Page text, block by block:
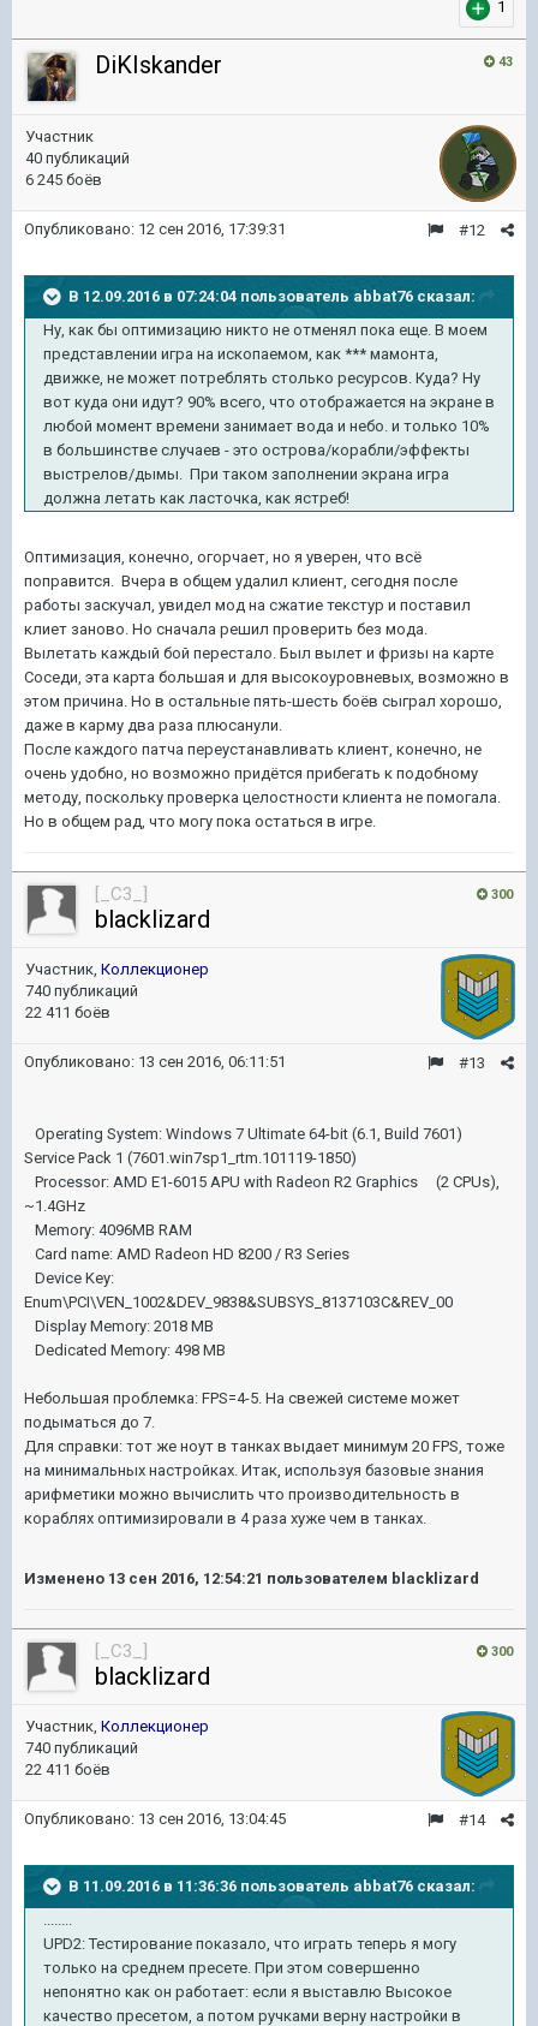
1
43
DiKIskander
Участник
40 публикаций
6 245 боёв
#12
Опубликовано: 12 сен 2016, 17:39:31
В 12.09.2016 в 07:24:04 пользователь abbat76 сказал:
Ну, как бы оптимизацию никто не отменял пока еще. В моем
представлении игра на ископаемом, как *** мамонта,
движке, не может потреблять столько ресурсов. Куда? Ну
вот куда они идут? 90% всего, что отображается на экране в
любой момент времени занимает вода и небо. и только 10%
в большинстве случаев - это острова/корабли/эффекты
выстрелов/дымы. При таком заполнении экрана игра
должна летать как ласточка, как ястреб!
Оптимизация, конечно, огорчает, но я уверен, что всё
поправится. Вчера в общем удалил клиент, сегодня после
работы заскучал, увидел мод на сжатие текстур и поставил
клиет заново. Но сначала решил проверить без мода.
Вылетать каждый бой перестало. Был вылет и фризы на карте
Соседи, эта карта большая и для высокоуровневых, возможно в
этом причина. Но в остальные пять-шесть боёв сыграл хорошо,
даже в карму два раза плюсанули.
После каждого патча переустанавливать клиент, конечно, не
очень удобно, но возможно придётся прибегать к подобному
методу, поскольку проверка целостности клиента не помогала.
Но в общем рад, что могу пока остаться в игре.
300
[_C3_]
blacklizard
Участник, Коллекционер
740 публикаций
22 411 боёв
#13
Опубликовано: 13 сен 2016, 06:11:51
Operating System: Windows 7 Ultimate 64-bit (6.1, Build 7601)
Service Pack 1 (7601.win7sp1_rtm.101119-1850)
Processor: AMD E1-6015 APU with Radeon R2 Graphics (2 CPUs),
~1.4GHz
Memory: 4096MB RAM
Card name: AMD Radeon HD 8200 / R3 Series
Device Key:
Enum\PCI\VEN_1002&DEV_9838&SUBSYS_8137103C&REV_00
Display Memory: 2018 MB
Dedicated Memory: 498 MB
Небольшая проблемка: FPS=4-5. На свежей системе может
подыматься до 7.
Для справки: тот же ноут в танках выдает минимум 20 FPS, тоже
на минимальных настройках. Итак, используя базовые знания
арифметики можно вычислить что производительность в
кораблях оптимизировали в 4 раза хуже чем в танках.
Изменено 13 сен 2016, 12:54:21 пользователем blacklizard
300
[_C3_]
blacklizard
Участник, Коллекционер
740 публикаций
22 411 боёв
#14
Опубликовано: 13 сен 2016, 13:04:45
В 11.09.2016 в 11:36:36 пользователь abbat76 сказал:
........
UPD2: Тестирование показало, что играть теперь я могу
только на среднем пресете. При этом совершенно
непонятно как он работает: если я выставлю Высокое
качество пресетом, а потом ручками верну настройки в